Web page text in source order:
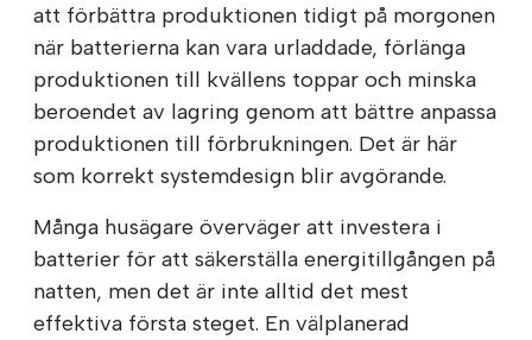
att förbättra produktionen tidigt på morgonen
när batterierna kan vara urladdade, förlänga
produktionen till kvällens toppar och minska
beroendet av lagring genom att bättre anpassa
produktionen till förbrukningen. Det är här
som korrekt systemdesign blir avgörande.
Många husägare överväger att investera i
batterier för att säkerställa energitillgången på
natten, men det är inte alltid det mest
effektiva första steget. En välplanerad